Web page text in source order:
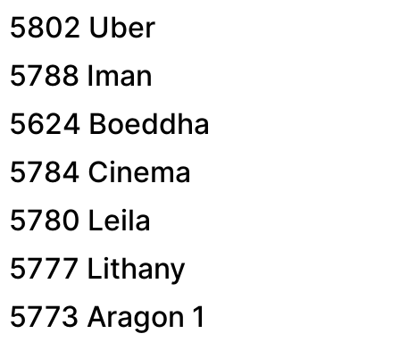
5802 Uber
5788 Iman
5624 Boeddha
5784 Cinema
5780 Leila
5777 Lithany
5773 Aragon 1